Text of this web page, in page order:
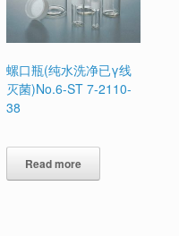
螺口瓶(纯水洗净已γ线
灭菌)No.6-ST 7-2110-
38
Read more